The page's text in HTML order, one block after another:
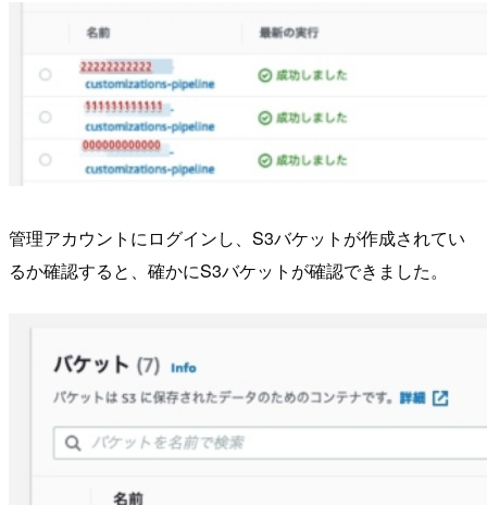
管理アカウントにログインし、S3バケットが作成されてい
るか確認すると、確かにS3バケットが確認できました。